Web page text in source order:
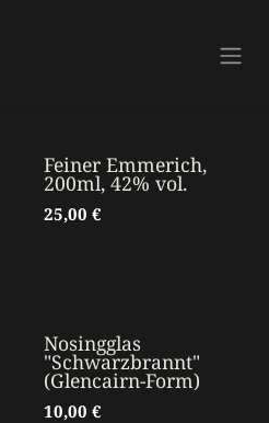
Feiner Emmerich,
200ml, 42% vol.
25,00 €
Nosingglas
"Schwarzbrannt"
(Glencairn-Form)
10,00 €